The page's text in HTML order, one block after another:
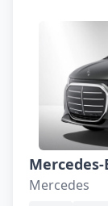
Mercedes-
Mercedes